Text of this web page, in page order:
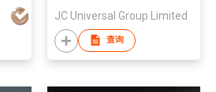
JC Universal Group Limited
查询